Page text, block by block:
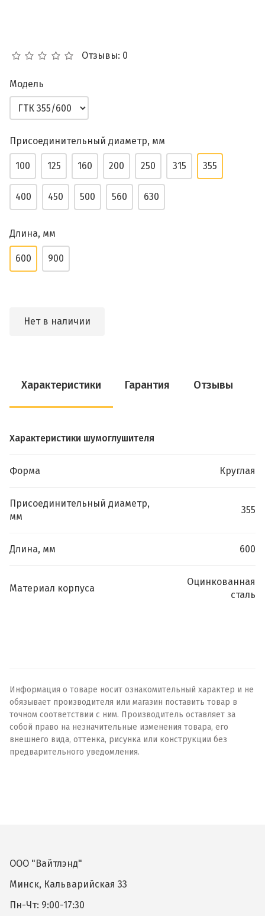
Отзывы: 0
Модель
Присоединительный диаметр, мм
100 125 160 200 250 315 355
400 450 500 560 630
Длина, мм
600 900
Нет в наличии
Характеристики Гарантия Отзывы
Характеристики шумоглушителя
Форма Круглая
Присоединительный диаметр,
мм
355
Длина, мм 600
Материал корпуса
Оцинкованная
сталь
Информация о товаре носит ознакомительный характер и не
обязывает производителя или магазин поставить товар в
точном соответствии с ним. Производитель оставляет за
собой право на незначительные изменения товара, его
внешнего вида, оттенка, рисунка или конструкции без
предварительного уведомления.
ООО "Вайтлэнд"
Минск, Кальварийская 33
Пн-Чт: 9:00-17:30